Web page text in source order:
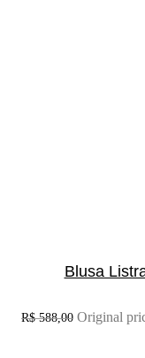
Blusa
R$588,00 Original